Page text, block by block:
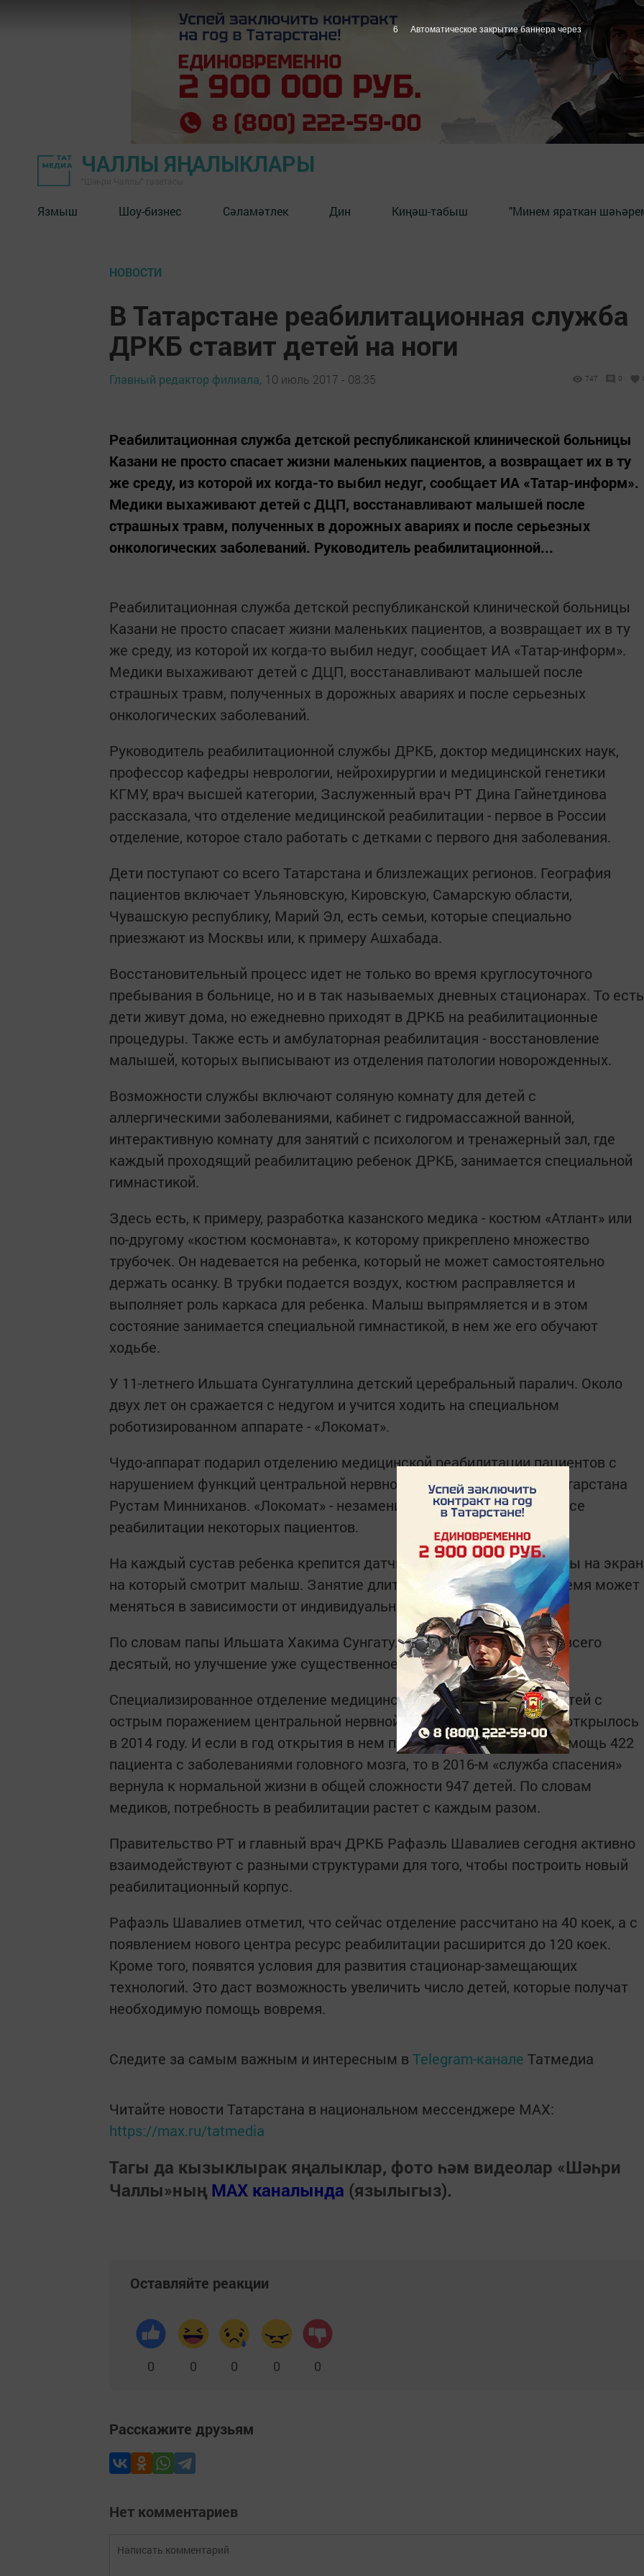
ЧАЛЛЫ ЯҢАЛЫКЛАРЫ
Язмыш Шоу-бизнес Сәламәтлек Дин Киңәш-табыш "Минем яраткан
НОВОСТИ
В Татарстане реабилитационная служба
ДРКБ ставит детей на ноги
Главный редактор филиала, 10 июль 2017 - 08:35 747 0
Реабилитационная служба детской республиканской клинической больницы
Казани не просто спасает жизни маленьких пациентов, а возвращает их в ту
же среду, из которой их когда-то выбил недуг, сообщает ИА «Татар-информ».
Медики выхаживают детей с ДЦП, восстанавливают малышей после
страшных травм, полученных в дорожных авариях и после серьезных
онкологических заболеваний. Руководитель реабилитационной...
Реабилитационная служба детской республиканской клинической больницы
Казани не просто спасает жизни маленьких пациентов, а возвращает их в ту
же среду, из которой их когда-то выбил недуг, сообщает ИА «Татар-информ».
Медики выхаживают детей с ДЦП, восстанавливают малышей после
страшных травм, полученных в дорожных авариях и после серьезных
онкологических заболеваний.
Руководитель реабилитационной службы ДРКБ, доктор медицинских наук,
профессор кафедры неврологии, нейрохирургии и медицинской генетики
КГМУ, врач высшей категории, Заслуженный врач РТ Дина Гайнетдинова
рассказала, что отделение медицинской реабилитации - первое в России
отделение, которое стало работать с детками с первого дня заболевания.
Дети поступают со всего Татарстана и близлежащих регионов. География
пациентов включает Ульяновскую, Кировскую, Самарскую области,
Чувашскую республику, Марий Эл, есть семьи, которые специально
приезжают из Москвы или, к примеру Ашхабада.
Восстановительный процесс идет не только во время круглосуточного
пребывания в больнице, но и в так называемых дневных стационарах. То есть
дети живут дома, но ежедневно приходят в ДРКБ на реабилитационные
процедуры. Также есть и амбулаторная реабилитация - восстановление
малышей, которых выписывают из отделения патологии новорожденных.
Возможности службы включают соляную комнату для детей с
аллергическими заболеваниями, кабинет с гидромассажной ванной,
интерактивную комнату для занятий с психологом и тренажерный зал, где
каждый проходящий реабилитацию ребенок ДРКБ, занимается специальной
гимнастикой.
Здесь есть, к примеру, разработка казанского медика - костюм «Атлант» или
по-другому «костюм космонавта», к которому прикреплено множество
трубочек. Он надевается на ребенка, который не может самостоятельно
держать осанку. В трубки подается воздух, костюм расправляется и
выполняет роль каркаса для ребенка. Малыш выпрямляется и в этом
состояние занимается специальной гимнастикой, в нем же его обучают
ходьбе.
У 11-летнего Ильшата Сунгатуллина детский церебральный паралич. Около
двух лет он сражается с недугом и учится ходить на специальном
роботизированном аппарате - «Локомат».
Чудо-аппарат подарил отделению медицинской реабилитации пациентов с
нарушением функций центральной нервной системы Президент Татарстана
Рустам Минниханов. «Локомат» - незаменимый помощник в процессе
реабилитации некоторых пациентов.
На каждый сустав ребенка крепится датчик, он передает параметры на
на который смотрит малыш. Занятие длится около получаса, но время может
меняться в зависимости от индивидуальных показаний.
По словам папы Ильшата Хакима Сунгатуллина, этот курс для них всего
десятый, но улучшение уже существенное.
Специализированное отделение медицинской реабилитации для детей с
острым поражением центральной нервной системы на базе ДРКБ открылось
в 2014 году. И если в год открытия в нем получили медицинскую помощь 422
пациента с заболеваниями головного мозга, то в 2016-м «служба спасения»
вернула к нормальной жизни в общей сложности 947 детей. По словам
медиков, потребность в реабилитации растет с каждым разом.
Правительство РТ и главный врач ДРКБ Рафаэль Шавалиев сегодня активно
взаимодействуют с разными структурами для того, чтобы построить новый
реабилитационный корпус.
Рафаэль Шавалиев отметил, что сейчас отделение рассчитано на 40 коек, а с
появлением нового центра ресурс реабилитации расширится до 120 коек.
Кроме того, появятся условия для развития стационар-замещающих
технологий. Это даст возможность увеличить число детей, которые получат
необходимую помощь вовремя.
Следите за самым важным и интересным в Telegram-канале Татмедиа
Читайте новости Татарстана в национальном мессенджере MАХ:
https://max.ru/tatmedia
Тагы да кызыклырак яңалыклар, фото һәм видеолар «Шәһри
Чаллы»ның MAX каналында (язылыгыз).
Оставляйте реакции
0 0 0 0 0
Расскажите друзьям
Нет комментариев
5 Автоматическое закрытие баннера через